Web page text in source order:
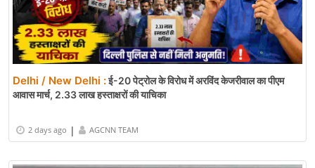
Delhi / New Delhi :ई-20 पेट्रोल के विरोध में अरविंद केजरीवाल का पीएम
आवास मार्च, 2.33 लाख हस्ताक्षरों की याचिका
2 days ago | AGCNN TEAM